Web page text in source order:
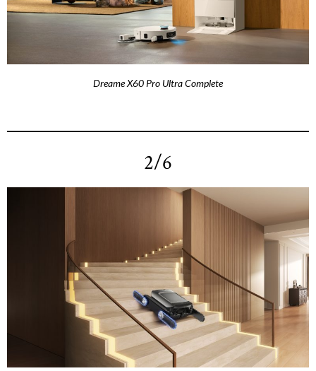
Dreame X60 Pro Ultra Complete
2/6